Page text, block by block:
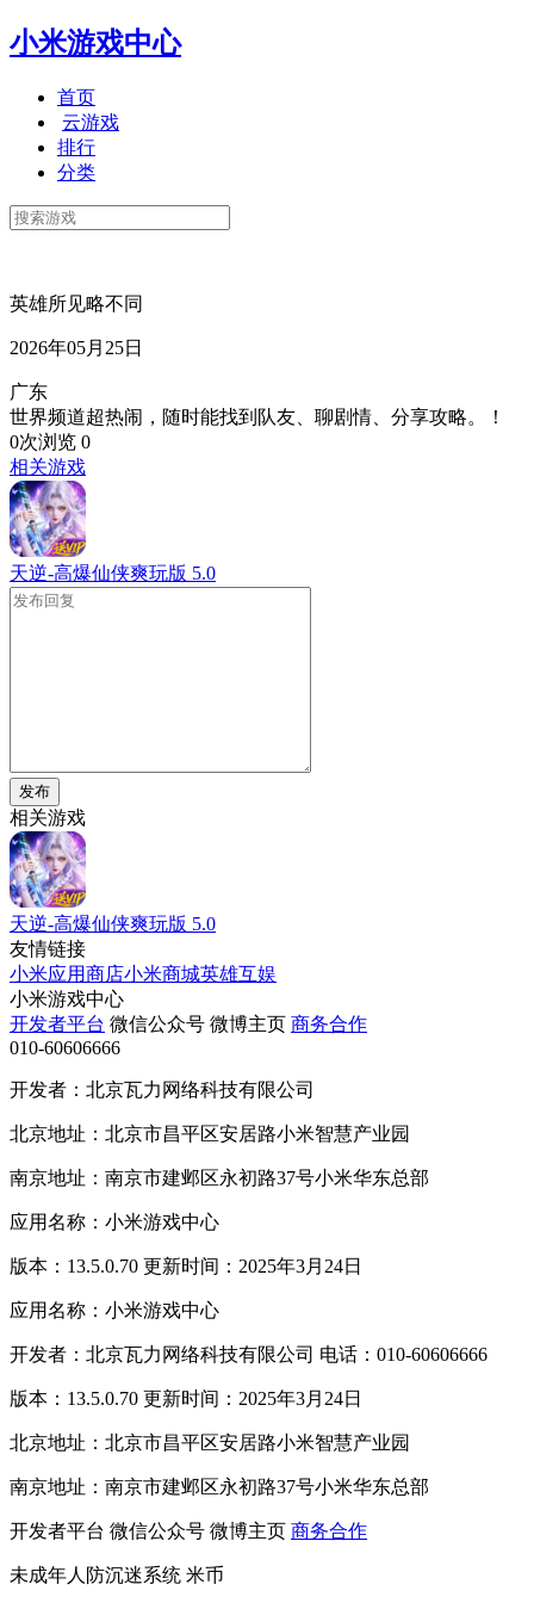
小米游戏中心
首页
云游戏
排行
分类
英雄所见略不同
2026年05月25日
广东
世界频道超热闹，随时能找到队友、聊剧情、分享攻略。！
0次浏览 0
相关游戏
天逆-高爆仙侠爽玩版 5.0
发布
相关游戏
天逆-高爆仙侠爽玩版 5.0
友情链接
小米应用商店小米商城英雄互娱
小米游戏中心
开发者平台 微信公众号 微博主页 商务合作
010-60606666
开发者：北京瓦力网络科技有限公司
北京地址：北京市昌平区安居路小米智慧产业园
南京地址：南京市建邺区永初路37号小米华东总部
应用名称：小米游戏中心
版本：13.5.0.70 更新时间：2025年3月24日
应用名称：小米游戏中心
开发者：北京瓦力网络科技有限公司 电话：010-60606666
版本：13.5.0.70 更新时间：2025年3月24日
北京地址：北京市昌平区安居路小米智慧产业园
南京地址：南京市建邺区永初路37号小米华东总部
开发者平台 微信公众号 微博主页 商务合作
未成年人防沉迷系统 米币